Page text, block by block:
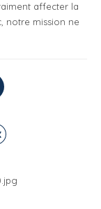
affecter la
notre mission ne